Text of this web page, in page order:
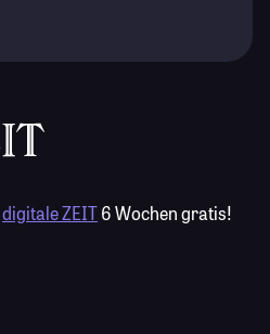
digitale ZEIT6 Wochen gratis!